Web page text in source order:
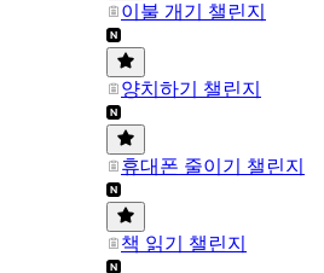
이불 개기 챌린지
양치하기 챌린지
휴대폰 줄이기 챌린지
책 읽기 챌린지